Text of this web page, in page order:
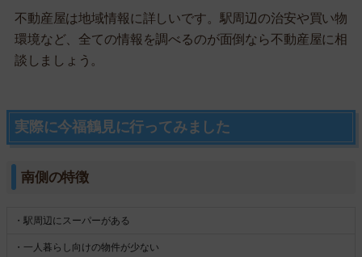
不動産屋は地域情報に詳しいです。駅周辺の治安や買い物
環境など、全ての情報を調べるのが面倒なら不動産屋に相
談しましょう。
実際に今福鶴見に行ってみました
南側の特徴
・駅周辺にスーパーがある
・一人暮らし向けの物件が少ない